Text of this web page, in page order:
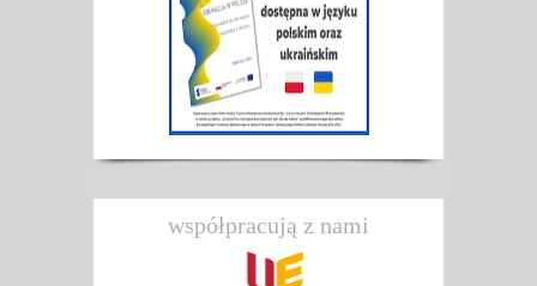
współpracują z nami